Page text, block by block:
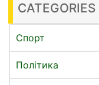
CATEGORIES
Спорт
Політика